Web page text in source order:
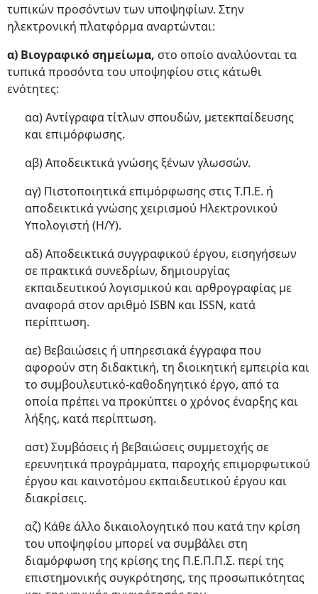
τυπικών προσόντων των υποψηφίων. Στην
ηλεκτρονική πλατφόρμα αναρτώνται:
α) Βιογραφικό σημείωμα, στο οποίο αναλύονται τα
τυπικά προσόντα του υποψηφίου στις κάτωθι
ενότητες:
αα) Αντίγραφα τίτλων σπουδών, μετεκπαίδευσης
και επιμόρφωσης.
αβ) Αποδεικτικά γνώσης ξένων γλωσσών.
αγ) Πιστοποιητικά επιμόρφωσης στις Τ.Π.Ε. ή
αποδεικτικά γνώσης χειρισμού Ηλεκτρονικού
Υπολογιστή (Η/Υ).
αδ) Αποδεικτικά συγγραφικού έργου, εισηγήσεων
σε πρακτικά συνεδρίων, δημιουργίας
εκπαιδευτικού λογισμικού και αρθρογραφίας με
αναφορά στον αριθμό ΙSΒΝ και ΙSSΝ, κατά
περίπτωση.
αε) Βεβαιώσεις ή υπηρεσιακά έγγραφα που
αφορούν στη διδακτική, τη διοικητική εμπειρία και
το συμβουλευτικό-καθοδηγητικό έργο, από τα
οποία πρέπει να προκύπτει ο χρόνος έναρξης και
λήξης, κατά περίπτωση.
αστ) Συμβάσεις ή βεβαιώσεις συμμετοχής σε
ερευνητικά προγράμματα, παροχής επιμορφωτικού
έργου και καινοτόμου εκπαιδευτικού έργου και
διακρίσεις.
αζ) Κάθε άλλο δικαιολογητικό που κατά την κρίση
του υποψηφίου μπορεί να συμβάλει στη
διαμόρφωση της κρίσης της Π.Ε.Π.Π.Σ. περί της
επιστημονικής συγκρότησης, της προσωπικότητας